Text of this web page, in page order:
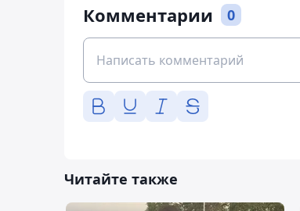
Комментарии 0
Читайте также